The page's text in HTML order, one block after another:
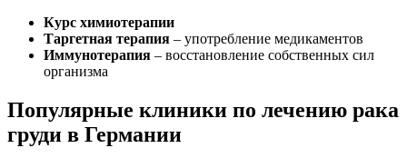
Курс химиотерапии
Таргетная терапия – употребление медикаментов
Иммунотерапия – восстановление собственных сил
организма
Популярные клиники по лечению рака
груди в Германии